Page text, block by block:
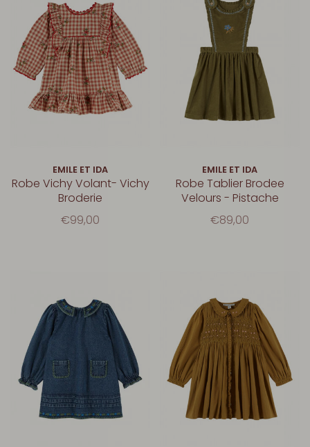
EMILE ET IDA
Robe Vichy Volant- Vichy
Broderie
€99,00
EMILE ET IDA
Robe Tablier Brodee
Velours - Pistache
€89,00